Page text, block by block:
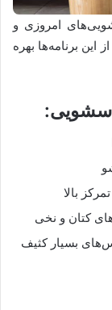
امروزی و
این برنامه‌ها بهره
بالا
کتان و نخی
بسیار کثیف